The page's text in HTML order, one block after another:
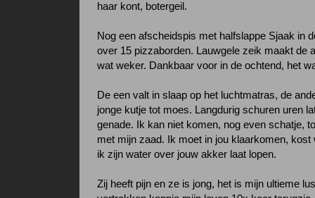
haar kont, botergeil.
Nog een afscheidspis met halfslappe Sjaak in
over 15 pizzaborden. Lauwgele zeik maakt de
wat weker. Dankbaar voor in de ochtend, het
De een valt in slaap op het luchtmatras, de
jonge kutje tot moes. Langdurig schuren uren
genade. Ik kan niet komen, nog even schatje,
met mijn zaad. Ik moet in jou klaarkomen, kost
ik zijn water over jouw akker laat lopen.
Zij heeft pijn en ze is jong, het is mijn ultieme